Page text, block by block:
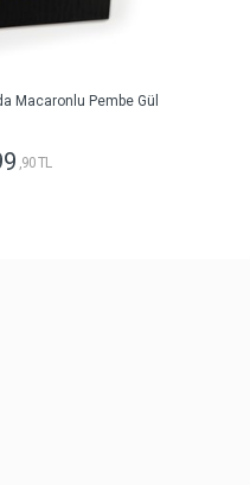
Macaronlu Pembe Gül
,90 TL